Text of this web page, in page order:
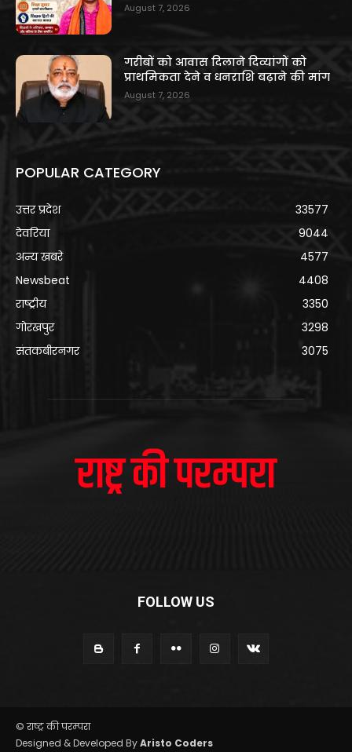
August 7, 2026
गरीबों को आवास दिलाने दिव्यांगों को
प्राथमिकता देने व धनराशि बढ़ाने की मांग
August 7, 2026
POPULAR CATEGORY
उत्तर प्रदेश
33577
देवरिया
9044
अन्य खबरे
4577
Newsbeat
4408
राष्ट्रीय
3350
गोरखपुर
3298
संतकबीरनगर
3075
FOLLOW US
© राष्ट्र की परम्परा
Designed & Developed ByAristo Coders